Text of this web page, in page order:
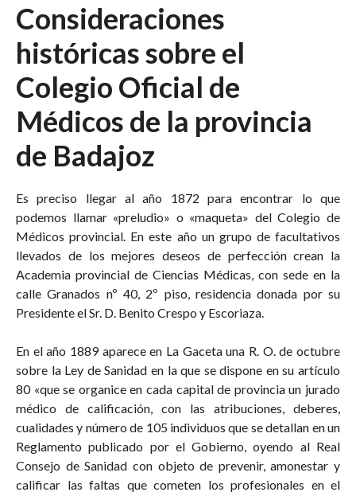
Consideraciones
históricas sobre el
Colegio Oficial de
Médicos de la provincia
de Badajoz
Es preciso llegar al año 1872 para encontrar lo que
podemos llamar «preludio» o «maqueta» del Colegio de
Médicos provincial. En este año un grupo de facultativos
llevados de los mejores deseos de perfección crean la
Academia provincial de Ciencias Médicas, con sede en la
calle Granados nº 40, 2º piso, residencia donada por su
Presidente el Sr. D. Benito Crespo y Escoriaza.
En el año 1889 aparece en La Gaceta una R. O. de octubre
sobre la Ley de Sanidad en la que se dispone en su artículo
80 «que se organice en cada capital de provincia un jurado
médico de calificación, con las atribuciones, deberes,
cualidades y número de 105 individuos que se detallan en un
Reglamento publicado por el Gobierno, oyendo al Real
Consejo de Sanidad con objeto de prevenir, amonestar y
calificar las faltas que cometen los profesionales en el